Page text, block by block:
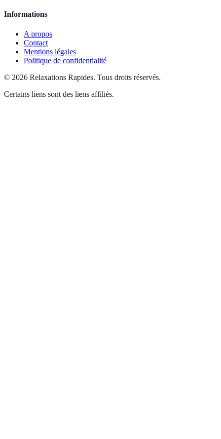
Informations
A propos
Contact
Mentions légales
Politique de confidentialité
© 2026 Relaxations Rapides. Tous droits réservés.
Certains liens sont des liens affiliés.